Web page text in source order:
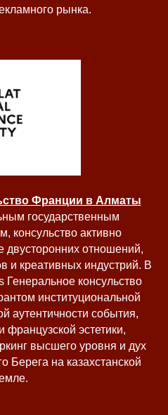
рынка.
Франции в Алматы
государственным
консульство активно
двусторонних отношений,
и креативных индустрий. В
консульство
институциональной
аутентичности события,
французской эстетики,
высшего уровня и дух
Берега на казахстанской